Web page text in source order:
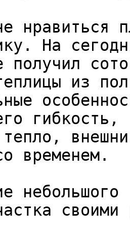
нравиться
На
получил
из
гибкость,
тепло,
временем.
небольшого
своими